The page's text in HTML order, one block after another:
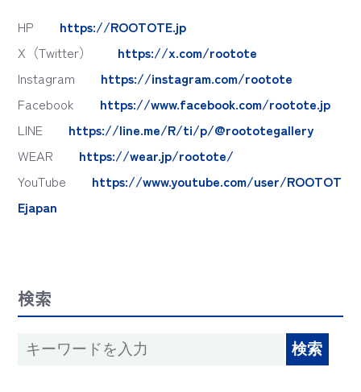
HP https://ROOTOTE.jp
X（Twitter） https://x.com/rootote
Instagram https://instagram.com/rootote
Facebook https://www.facebook.com/rootote.jp
LINE https://line.me/R/ti/p/@roototegallery
WEAR https://wear.jp/rootote/
YouTube https://www.youtube.com/user/ROOTOT
Ejapan
検索